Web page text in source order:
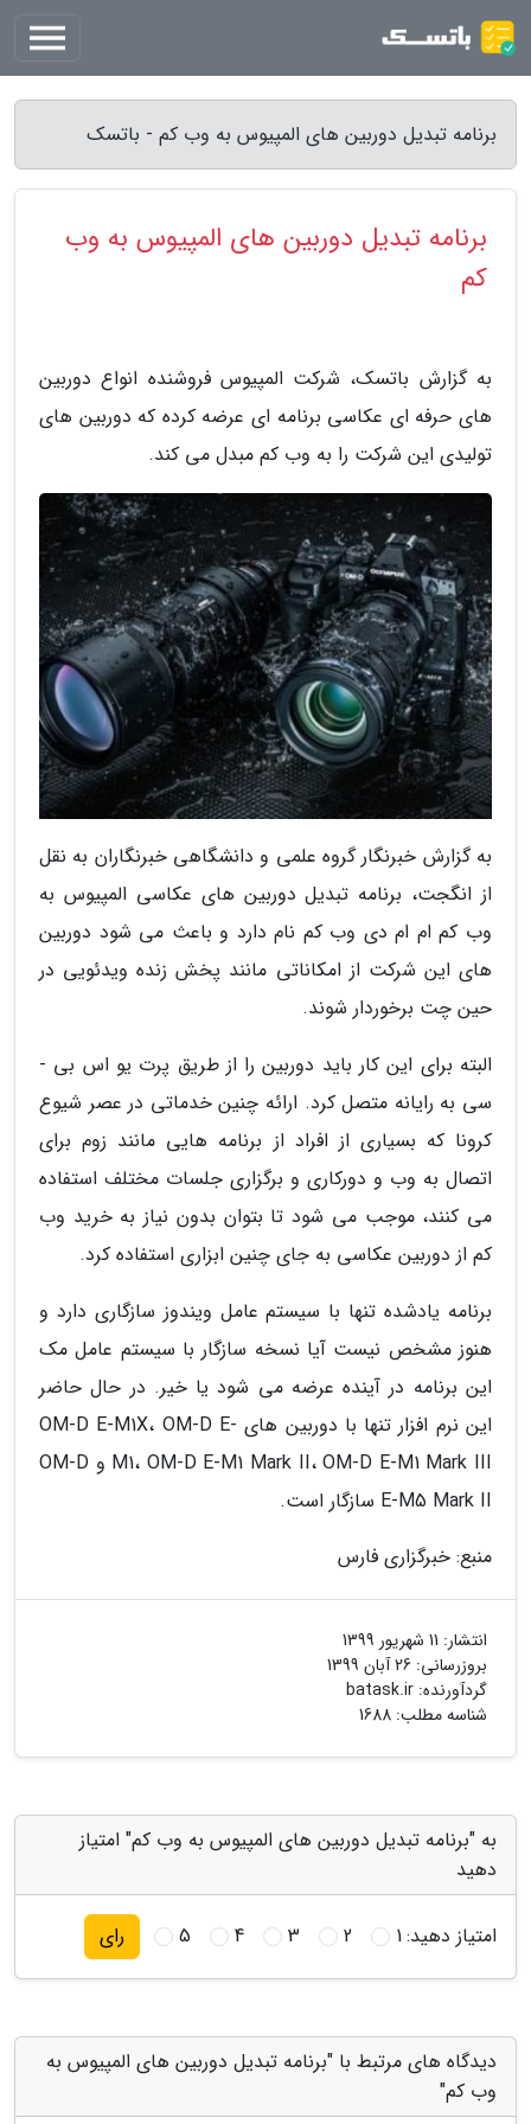
برنامه تبدیل دوربین های المپیوس به وب کم - باتسک
برنامه تبدیل دوربین های المپیوس به وب
کم
به گزارش باتسک، شرکت المپیوس فروشنده انواع دوربین
های حرفه ای عکاسی برنامه ای عرضه کرده که دوربین های
تولیدی این شرکت را به وب کم مبدل می کند.
به گزارش خبرنگار گروه علمی و دانشگاهی خبرنگاران به نقل
از انگجت، برنامه تبدیل دوربین های عکاسی المپیوس به
وب کم ام ام دی وب کم نام دارد و باعث می شود دوربین
های این شرکت از امکاناتی مانند پخش زنده ویدئویی در
حین چت برخوردار شوند.
البته برای این کار باید دوربین را از طریق پرت یو اس بی -
سی به رایانه متصل کرد. ارائه چنین خدماتی در عصر شیوع
کرونا که بسیاری از افراد از برنامه هایی مانند زوم برای
اتصال به وب و دورکاری و برگزاری جلسات مختلف استفاده
می کنند، موجب می شود تا بتوان بدون نیاز به خرید وب
کم از دوربین عکاسی به جای چنین ابزاری استفاده کرد.
برنامه یادشده تنها با سیستم عامل ویندوز سازگاری دارد و
هنوز مشخص نیست آیا نسخه سازگار با سیستم عامل مک
این برنامه در آینده عرضه می شود یا خیر. در حال حاضر
این نرم افزار تنها با دوربین های OM-D E-M1X، OM-D E-
M1، OM-D E-M1 Mark II، OM-D E-M1 Mark III و OM-D
E-M5 Mark II سازگار است.
منبع: خبرگزاری فارس
انتشار: 11 شهریور 1399
بروزرسانی: 26 آبان 1399
گردآورنده: batask.ir
شناسه مطلب: 1688
به "برنامه تبدیل دوربین های المپیوس به وب کم" امتیاز
دهید
امتیاز دهید:1
2
3
4
5 رای
دیدگاه های مرتبط با "برنامه تبدیل دوربین های المپیوس به
وب کم"